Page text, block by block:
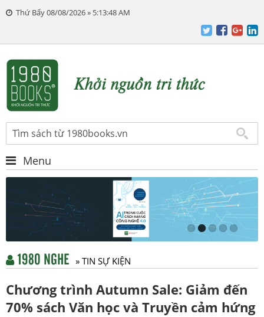
Thứ Bẩy 08/08/2026 » 5:13:48 AM
Menu
1980 NGHE » TIN SỰ KIỆN
Chương trình Autumn Sale: Giảm đến
70% sách Văn học và Truyền cảm hứng